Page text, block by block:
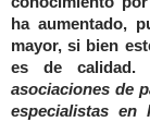
ha aumentado,
mayor, si bien
es de calidad.
asociaciones de
especialistas en